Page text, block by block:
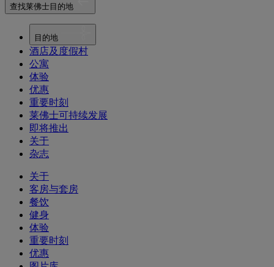
查找莱佛士目的地
目的地
酒店及度假村
公寓
体验
优惠
重要时刻
莱佛士可持续发展
即将推出
关于
杂志
关于
客房与套房
餐饮
健身
体验
重要时刻
优惠